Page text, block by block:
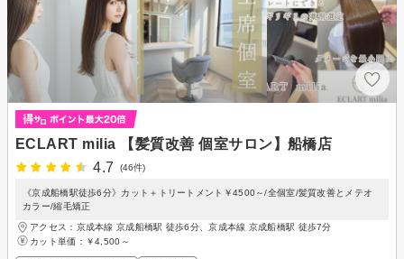
ECLART milia 【髪質改善 個室サロン】船橋店
4.7
(46件)
《京成船橋駅徒歩6分》カット＋トリートメント￥4500～/全個室/髪質改善とメテオ
カラー/縮毛矯正
アクセス：京成本線 京成船橋駅 徒歩6分、京成本線 京成船橋駅 徒歩7分
カット単価： ￥4,500～